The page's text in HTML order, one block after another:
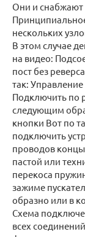
Они и снабжают
нескольких
В этом случае
на видео:
пост без
так:
Подключить по
следующим
кнопки Вот по
подключить
проводов
пастой или
перекоса
зажиме
образно или в
Схема
всех